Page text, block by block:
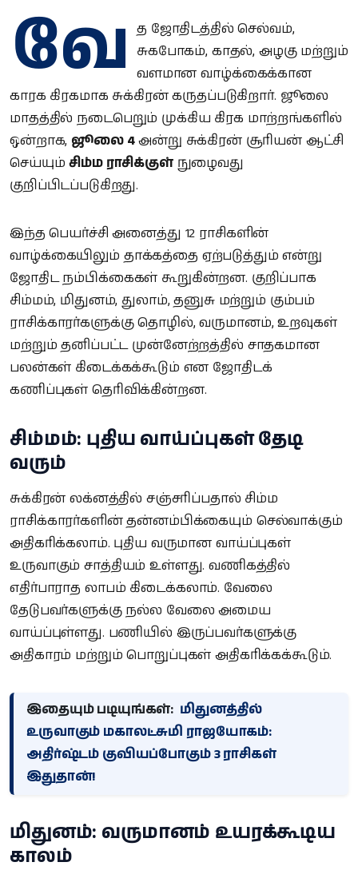
வே
த ஜோதிடத்தில் செல்வம்,
சுகபோகம், காதல், அழகு மற்றும்
வளமான வாழ்க்கைக்கான
காரக கிரகமாக சுக்கிரன் கருதப்படுகிறார். ஜூலை
மாதத்தில் நடைபெறும் முக்கிய கிரக மாற்றங்களில்
ஒன்றாக, ஜூலை 4அன்று சுக்கிரன் சூரியன் ஆட்சி
செய்யும்சிம்ம ராசிக்குள்நுழைவது
குறிப்பிடப்படுகிறது.
இந்த பெயர்ச்சி அனைத்து 12 ராசிகளின்
வாழ்க்கையிலும் தாக்கத்தை ஏற்படுத்தும் என்று
ஜோதிட நம்பிக்கைகள் கூறுகின்றன. குறிப்பாக
சிம்மம், மிதுனம், துலாம், தனுசு மற்றும் கும்பம்
ராசிக்காரர்களுக்கு தொழில், வருமானம், உறவுகள்
மற்றும் தனிப்பட்ட முன்னேற்றத்தில் சாதகமான
பலன்கள் கிடைக்கக்கூடும் என ஜோதிடக்
கணிப்புகள் தெரிவிக்கின்றன.
சிம்மம்: புதிய வாய்ப்புகள் தேடி
வரும்
சுக்கிரன் லக்னத்தில் சஞ்சரிப்பதால் சிம்ம
ராசிக்காரர்களின் தன்னம்பிக்கையும் செல்வாக்கும்
அதிகரிக்கலாம். புதிய வருமான வாய்ப்புகள்
உருவாகும் சாத்தியம் உள்ளது. வணிகத்தில்
எதிர்பாராத லாபம் கிடைக்கலாம். வேலை
தேடுபவர்களுக்கு நல்ல வேலை அமைய
வாய்ப்புள்ளது. பணியில் இருப்பவர்களுக்கு
அதிகாரம் மற்றும் பொறுப்புகள் அதிகரிக்கக்கூடும்.
இதையும் படியுங்கள்: மிதுனத்தில்
உருவாகும் மகாலட்சுமி ராஜயோகம்:
அதிர்ஷ்டம் குவியப்போகும் 3 ராசிகள்
இதுதான்!
மிதுனம்: வருமானம் உயரக்கூடிய
காலம்